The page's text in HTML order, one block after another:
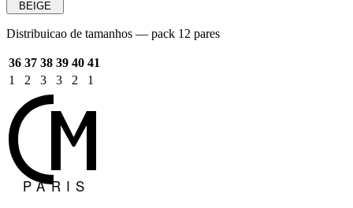
BEIGE
Distribuicao de tamanhos — pack 12 pares
36 37 38 39 40 41
1
2 3 3 2 1